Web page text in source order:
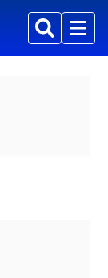
BuscarMenu